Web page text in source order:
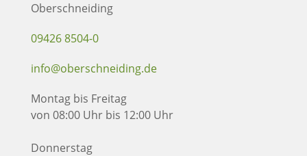
Oberschneiding
09426 8504-0
info@oberschneiding.de
Montag bis Freitag
von 08:00 Uhr bis 12:00 Uhr
Donnerstag